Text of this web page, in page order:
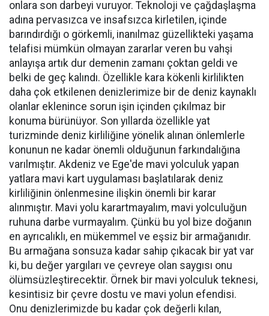
onlara son darbeyi vuruyor. Teknoloji ve çağdaşlaşma
adına pervasızca ve insafsızca kirletilen, içinde
barındırdığı o görkemli, inanılmaz güzellikteki yaşama
telafisi mümkün olmayan zararlar veren bu vahşi
anlayışa artık dur demenin zamanı çoktan geldi ve
belki de geç kalındı. Özellikle kara kökenli kirlilikten
daha çok etkilenen denizlerimize bir de deniz kaynaklı
olanlar eklenince sorun işin içinden çıkılmaz bir
konuma bürünüyor. Son yıllarda özellikle yat
turizminde deniz kirliliğine yönelik alınan önlemlerle
konunun ne kadar önemli olduğunun farkındalığına
varılmıştır. Akdeniz ve Ege'de mavi yolculuk yapan
yatlara mavi kart uygulaması başlatılarak deniz
kirliliğinin önlenmesine ilişkin önemli bir karar
alınmıştır. Mavi yolu karartmayalım, mavi yolculuğun
ruhuna darbe vurmayalım. Çünkü bu yol bize doğanın
en ayrıcalıklı, en mükemmel ve eşsiz bir armağanıdır.
Bu armağana sonsuza kadar sahip çıkacak bir yat var
ki, bu değer yargıları ve çevreye olan saygısı onu
ölümsüzleştirecektir. Örnek bir mavi yolculuk teknesi,
kesintisiz bir çevre dostu ve mavi yolun efendisi.
Onu denizlerimizde bu kadar çok değerli kılan,